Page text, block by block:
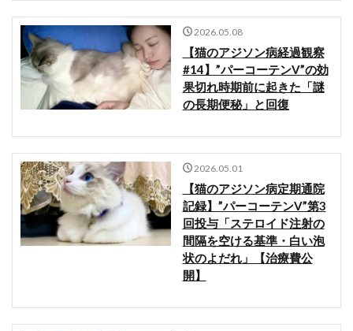
2026.05.08
【猫のアジソン病経過観察
#14】”パーコーテンV”の効
果切れ時期前に起きた「謎
の長期便秘」と回復
2026.05.01
【猫のアジソン病定期通院
記録】”パーコーテンV”第3
回投与「ステロイド注射の
間隔を空ける基準・白い泡
状のよだれ」【治療費公
開】